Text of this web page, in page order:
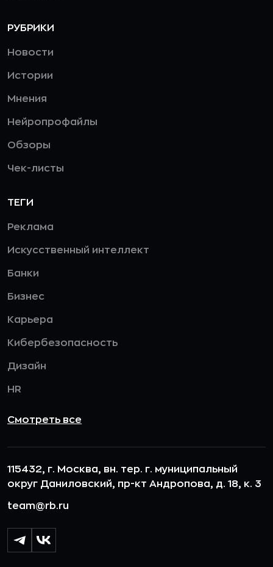
РУБРИКИ
Новости
Истории
Мнения
Нейропрофайлы
Обзоры
Чек-листы
ТЕГИ
Реклама
Искусственный интеллект
Банки
Бизнес
Карьера
Кибербезопасность
Дизайн
HR
Смотреть все
115432, г. Москва, вн. тер. г. муниципальный
округ Даниловский, пр-кт Андропова, д. 18, к. 3
team@rb.ru